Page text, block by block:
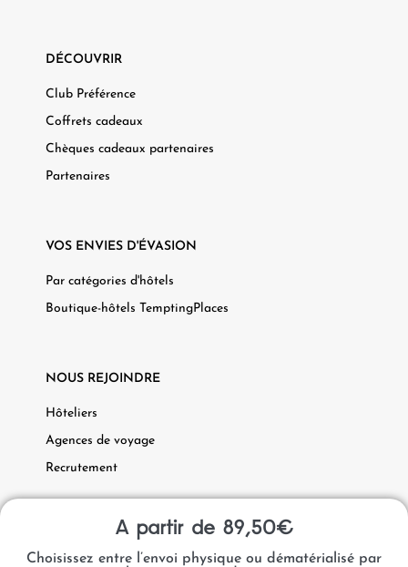
A partir de 89,50€
Choisissez entre l’envoi physique ou dématérialisé par
DÉCOUVRIR
Club Préférence
Coffrets cadeaux
Chèques cadeaux partenaires
Partenaires
VOS ENVIES D'ÉVASION
Par catégories d'hôtels
Boutique-hôtels TemptingPlaces
NOUS REJOINDRE
Hôteliers
Agences de voyage
Recrutement
Données PersonnellesMentions Légales